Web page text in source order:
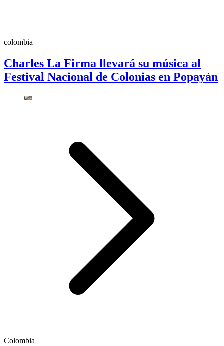
colombia
Charles La Firma llevará su música al
Festival Nacional de Colonias en Popayán
Colombia